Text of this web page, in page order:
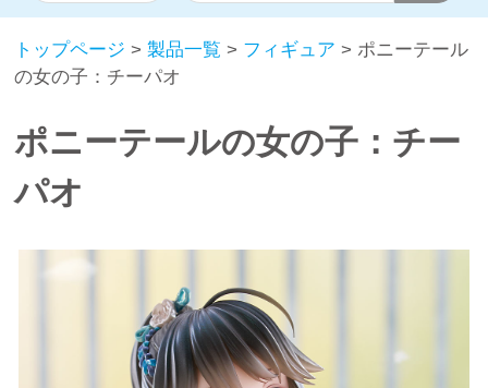
トップページ > 製品一覧 > フィギュア > ポニーテール
の女の子：チーパオ
ポニーテールの女の子：チー
パオ